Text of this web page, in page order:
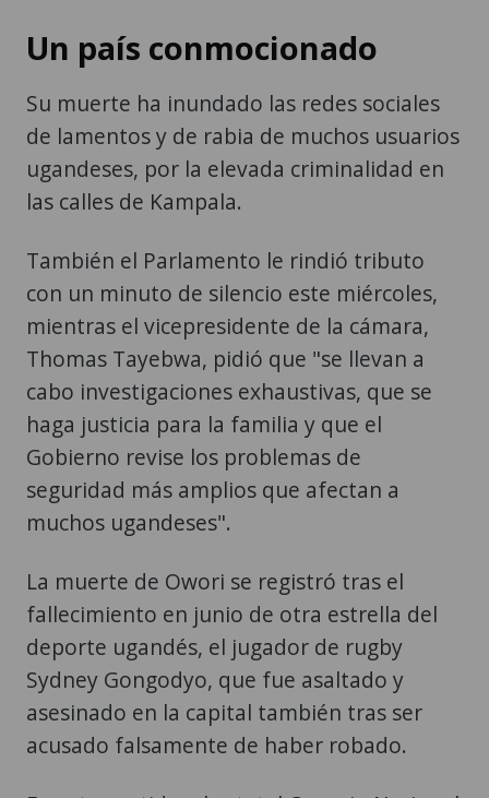
Un país conmocionado
Su muerte ha inundado las redes sociales
de lamentos y de rabia de muchos usuarios
ugandeses, por la elevada criminalidad en
las calles de Kampala.
También el Parlamento le rindió tributo
con un minuto de silencio este miércoles,
mientras el vicepresidente de la cámara,
Thomas Tayebwa, pidió que "se llevan a
cabo investigaciones exhaustivas, que se
haga justicia para la familia y que el
Gobierno revise los problemas de
seguridad más amplios que afectan a
muchos ugandeses".
La muerte de Owori se registró tras el
fallecimiento en junio de otra estrella del
deporte ugandés, el jugador de rugby
Sydney Gongodyo, que fue asaltado y
asesinado en la capital también tras ser
acusado falsamente de haber robado.